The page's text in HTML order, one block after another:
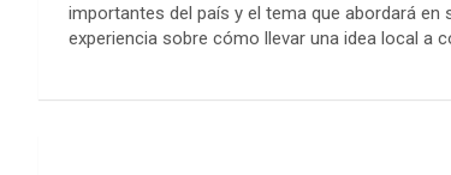
importantes del país y el tema que abordará
experiencia sobre cómo llevar una idea local a